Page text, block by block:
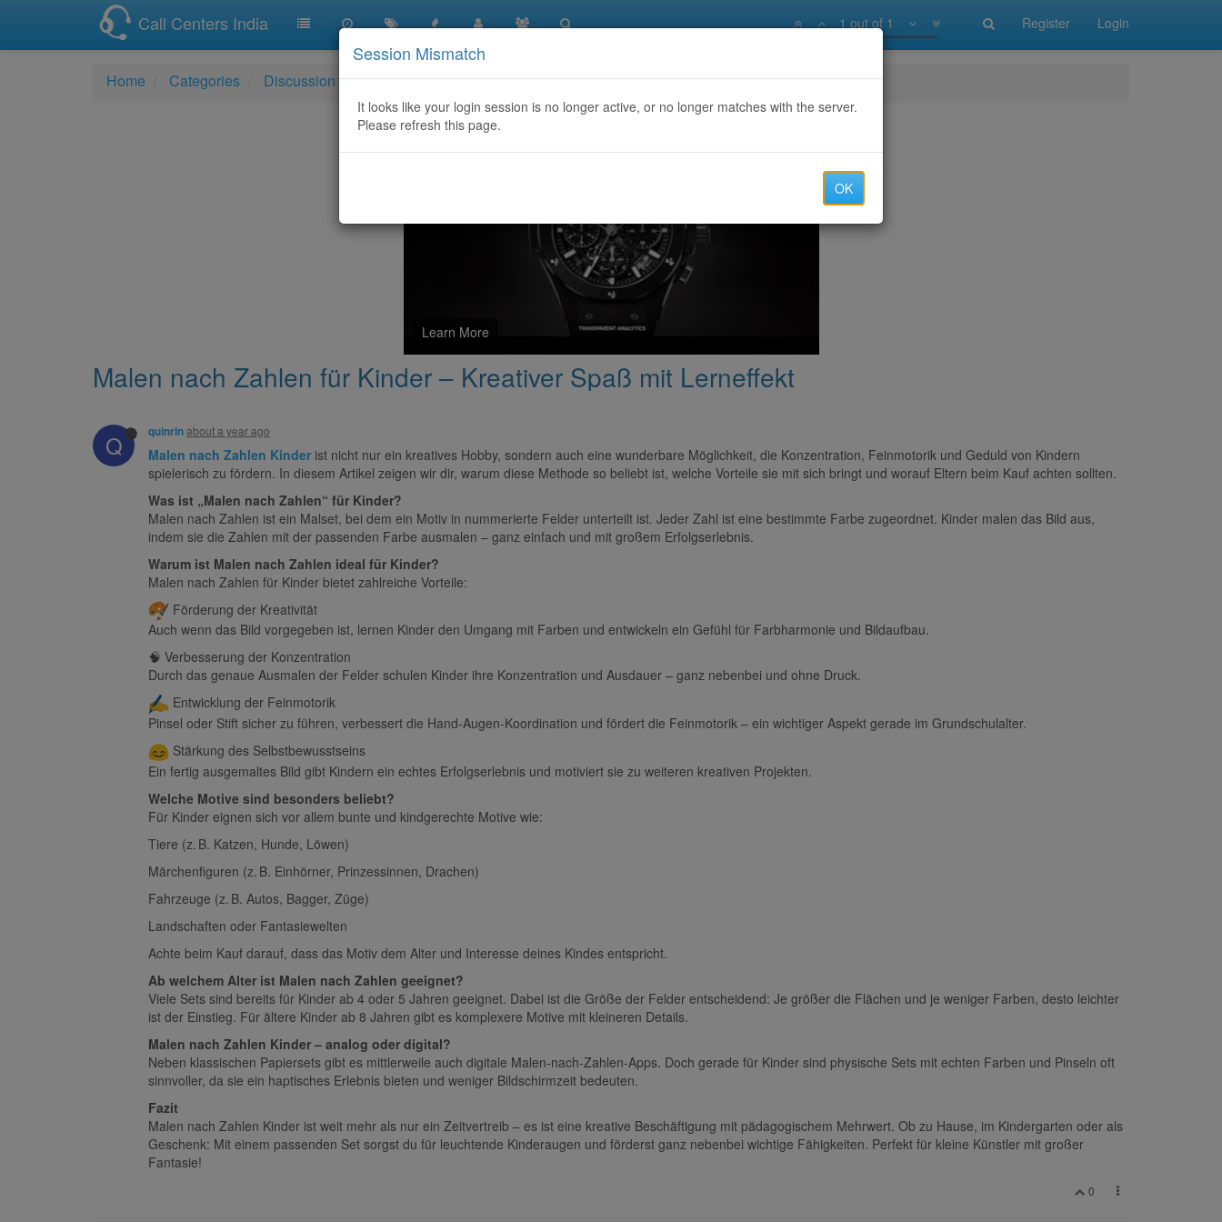
Call Centers India Register Login
1 out of 1
Home Categories Discussion Malen nach Zahlen für Kinder – Kreativer Spaß mit Lerneffekt
Learn More
Malen nach Zahlen für Kinder – Kreativer Spaß mit Lerneffekt
Q quinrinabout a year ago
Malen nach Zahlen Kinder ist nicht nur ein kreatives Hobby, sondern auch eine wunderbare Möglichkeit, die Konzentration, Feinmotorik und Geduld von Kindern
spielerisch zu fördern. In diesem Artikel zeigen wir dir, warum diese Methode so beliebt ist, welche Vorteile sie mit sich bringt und worauf Eltern beim Kauf achten sollten.
Was ist „Malen nach Zahlen“ für Kinder?
Malen nach Zahlen ist ein Malset, bei dem ein Motiv in nummerierte Felder unterteilt ist. Jeder Zahl ist eine bestimmte Farbe zugeordnet. Kinder malen das Bild aus,
indem sie die Zahlen mit der passenden Farbe ausmalen – ganz einfach und mit großem Erfolgserlebnis.
Warum ist Malen nach Zahlen ideal für Kinder?
Malen nach Zahlen für Kinder bietet zahlreiche Vorteile:
Förderung der Kreativität
Auch wenn das Bild vorgegeben ist, lernen Kinder den Umgang mit Farben und entwickeln ein Gefühl für Farbharmonie und Bildaufbau.
🧠 Verbesserung der Konzentration
Durch das genaue Ausmalen der Felder schulen Kinder ihre Konzentration und Ausdauer – ganz nebenbei und ohne Druck.
️ Entwicklung der Feinmotorik
Pinsel oder Stift sicher zu führen, verbessert die Hand-Augen-Koordination und fördert die Feinmotorik – ein wichtiger Aspekt gerade im Grundschulalter.
Stärkung des Selbstbewusstseins
Ein fertig ausgemaltes Bild gibt Kindern ein echtes Erfolgserlebnis und motiviert sie zu weiteren kreativen Projekten.
Welche Motive sind besonders beliebt?
Für Kinder eignen sich vor allem bunte und kindgerechte Motive wie:
Tiere (z. B. Katzen, Hunde, Löwen)
Märchenfiguren (z. B. Einhörner, Prinzessinnen, Drachen)
Fahrzeuge (z. B. Autos, Bagger, Züge)
Landschaften oder Fantasiewelten
Achte beim Kauf darauf, dass das Motiv dem Alter und Interesse deines Kindes entspricht.
Ab welchem Alter ist Malen nach Zahlen geeignet?
Viele Sets sind bereits für Kinder ab 4 oder 5 Jahren geeignet. Dabei ist die Größe der Felder entscheidend: Je größer die Flächen und je weniger Farben, desto leichter
ist der Einstieg. Für ältere Kinder ab 8 Jahren gibt es komplexere Motive mit kleineren Details.
Malen nach Zahlen Kinder – analog oder digital?
Neben klassischen Papiersets gibt es mittlerweile auch digitale Malen-nach-Zahlen-Apps. Doch gerade für Kinder sind physische Sets mit echten Farben und Pinseln oft
sinnvoller, da sie ein haptisches Erlebnis bieten und weniger Bildschirmzeit bedeuten.
Fazit
Malen nach Zahlen Kinder ist weit mehr als nur ein Zeitvertreib – es ist eine kreative Beschäftigung mit pädagogischem Mehrwert. Ob zu Hause, im Kindergarten oder als
Geschenk: Mit einem passenden Set sorgst du für leuchtende Kinderaugen und förderst ganz nebenbei wichtige Fähigkeiten. Perfekt für kleine Künstler mit großer
Fantasie!
0
Session Mismatch
It looks like your login session is no longer active, or no longer matches with the server.
Please refresh this page.
OK